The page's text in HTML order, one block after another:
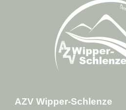
AZV Wipper-Schlenze